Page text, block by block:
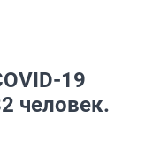
19
человек.